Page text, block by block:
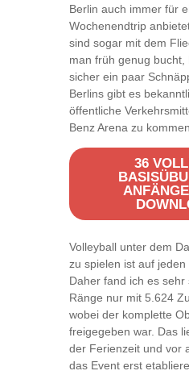
Berlin auch immer für
Wochenendtrip
sind sogar mit dem
man früh genug
sicher ein paar
Berlins gibt es
öffentliche
Benz Arena zu
36
Volleyball unter dem
zu spielen ist auf
Daher fand ich es sehr
Ränge nur mit 5.624
wobei der komplette
freigegeben war. Das
der Ferienzeit und vor
das Event erst